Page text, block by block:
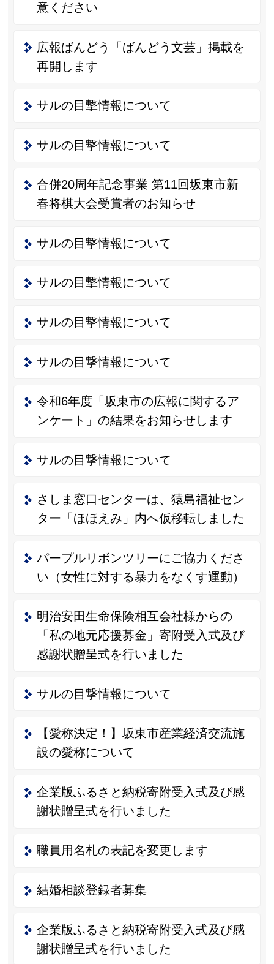
意ください
広報ばんどう「ばんどう文芸」掲載を
再開します
サルの目撃情報について
サルの目撃情報について
合併20周年記念事業 第11回坂東市新
春将棋大会受賞者のお知らせ
サルの目撃情報について
サルの目撃情報について
サルの目撃情報について
サルの目撃情報について
令和6年度「坂東市の広報に関するア
ンケート」の結果をお知らせします
サルの目撃情報について
さしま窓口センターは、猿島福祉セン
ター「ほほえみ」内へ仮移転しました
パープルリボンツリーにご協力くださ
い（女性に対する暴力をなくす運動）
明治安田生命保険相互会社様からの
「私の地元応援募金」寄附受入式及び
感謝状贈呈式を行いました
サルの目撃情報について
【愛称決定！】坂東市産業経済交流施
設の愛称について
企業版ふるさと納税寄附受入式及び感
謝状贈呈式を行いました
職員用名札の表記を変更します
結婚相談登録者募集
企業版ふるさと納税寄附受入式及び感
謝状贈呈式を行いました